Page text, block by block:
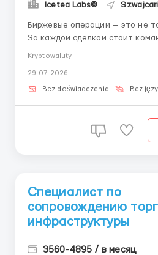
Icetea Labs©
Биржевые операции — это не
За каждой сделкой стоит
Незаменимость
принимают решения, но
Kryptowaluty
29-07-2026
Bez doświadczenia Bez
Специалист по
сопровождению
инфраструктуры
3560-4895 / в месяц